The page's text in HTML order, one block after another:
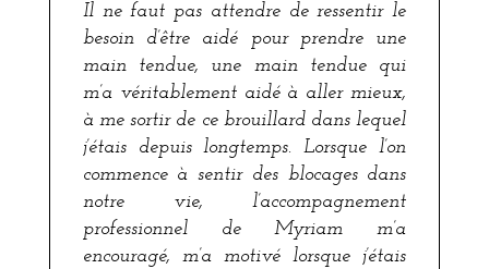
Il ne faut pas attendre de ressentir le
besoin d’être aidé pour prendre une
main tendue, une main tendue qui
m’a véritablement aidé à aller mieux,
à me sortir de ce brouillard dans lequel
j’étais depuis longtemps. Lorsque l’on
commence à sentir des blocages dans
notre vie, l’accompagnement
professionnel de Myriam m’a
encouragé, m’a motivé lorsque j’étais